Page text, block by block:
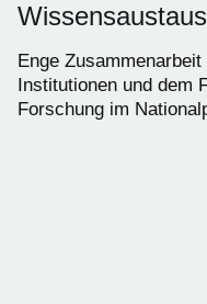
Enge
Institutionen und dem
Forschung im